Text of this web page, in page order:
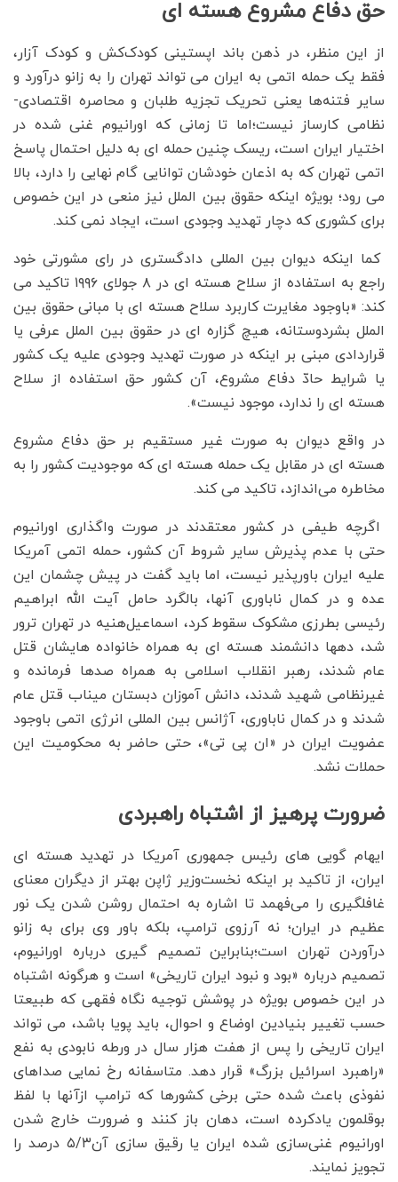
حق دفاع مشروع هسته ای
از این منظر، در ذهن باند اپستینی کودک‌کش و کودک آزار،
فقط یک حمله اتمی به ایران می تواند تهران را به زانو درآورد و
سایر فتنه‌ها یعنی تحریک تجزیه طلبان و محاصره اقتصادی-
نظامی کارساز نیست؛اما تا زمانی که اورانیوم غنی شده در
اختیار ایران است، ریسک چنین حمله ای به دلیل احتمال پاسخ
اتمی تهران که به اذعان خودشان توانایی گام نهایی را دارد، بالا
می رود؛ بویژه اینکه حقوق بین الملل نیز منعی در این خصوص
برای کشوری که دچار تهدید وجودی است، ایجاد نمی کند.
کما اینکه دیوان بین المللی دادگستری در رای مشورتی خود
راجع به استفاده از سلاح هسته ای در ۸ جولای ۱۹۹۶ تاکید می
کند: «باوجود مغایرت کاربرد سلاح هسته ای با مبانی حقوق بین
الملل بشردوستانه، هیچ گزاره ای در حقوق بین الملل عرفی یا
قراردادی مبنی بر اینکه در صورت تهدید وجودی علیه یک کشور
یا شرایط حادّ دفاع مشروع، آن کشور حق استفاده از سلاح
هسته ای را ندارد، موجود نیست».
در واقع دیوان به صورت غیر مستقیم بر حق دفاع مشروع
هسته ای در مقابل یک حمله هسته ای که موجودیت کشور را به
مخاطره می‌اندازد، تاکید می کند.
اگرچه طیفی در کشور معتقدند در صورت واگذاری اورانیوم
حتی با عدم پذیرش سایر شروط آن کشور، حمله اتمی آمریکا
علیه ایران باورپذیر نیست، اما باید گفت در پیش چشمان این
عده و در کمال ناباوری آنها، بالگرد حامل آیت الله ابراهیم
رئیسی بطرزی مشکوک سقوط کرد، اسماعیل‌هنیه در تهران ترور
شد، دهها دانشمند هسته ای به همراه خانواده هایشان قتل
عام شدند، رهبر انقلاب اسلامی به همراه صدها فرمانده و
غیرنظامی شهید شدند، دانش آموزان دبستان میناب قتل عام
شدند و در کمال ناباوری، آژانس بین المللی انرژی اتمی باوجود
عضویت ایران در «ان پی تی»، حتی حاضر به محکومیت این
حملات نشد.
ضرورت پرهیز از اشتباه راهبردی
ایهام گویی های رئیس جمهوری آمریکا در تهدید هسته ای
ایران، از تاکید بر اینکه نخست‌وزیر ژاپن بهتر از دیگران معنای
غافلگیری را می‌فهمد تا اشاره به احتمال روشن شدن یک نور
عظیم در ایران؛ نه آرزوی ترامپ، بلکه باور وی برای به زانو
درآوردن تهران است؛بنابراین تصمیم گیری درباره اورانیوم،
تصمیم درباره «بود و نبود ایران تاریخی» است و هرگونه اشتباه
در این خصوص بویژه در پوشش توجیه نگاه فقهی که طبیعتا
حسب تغییر بنیادین اوضاع و احوال، باید پویا باشد، می تواند
ایران تاریخی را پس از هفت هزار سال در ورطه نابودی به نفع
«راهبرد اسرائیل بزرگ» قرار دهد. متاسفانه رخ نمایی صداهای
نفوذی باعث شده حتی برخی کشورها که ترامپ ازآنها با لفظ
بوقلمون یادکرده است، دهان باز کنند و ضرورت خارج شدن
اورانیوم غنی‌سازی شده ایران یا رقیق سازی آن۵/۳ درصد را
تجویز نمایند.